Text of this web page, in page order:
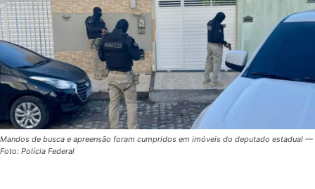
Mandos de busca e apreensão foram cumpridos em imóveis do deputado estadual —
Foto: Polícia Federal